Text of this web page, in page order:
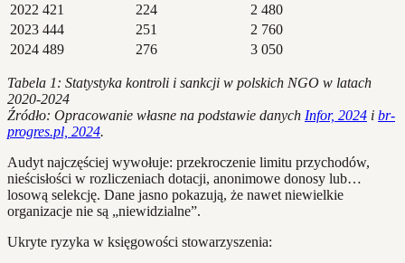
2022 421 224
2 480
2023 444 251
2 760
2024 489 276 3 050
Tabela 1: Statystyka kontroli i sankcji w polskich NGO w latach
2020-2024
Źródło: Opracowanie własne na podstawie danych Infor, 2024 i br-
progres.pl, 2024.
Audyt najczęściej wywołuje: przekroczenie limitu przychodów,
nieścisłości w rozliczeniach dotacji, anonimowe donosy lub…
losową selekcję. Dane jasno pokazują, że nawet niewielkie
organizacje nie są „niewidzialne”.
Ukryte ryzyka w księgowości stowarzyszenia: